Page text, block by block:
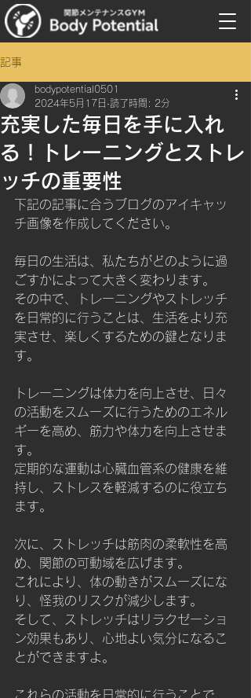
記事
充実した毎日を手に入れ
る！トレーニングとストレ
ッチの重要性
bodypotential0501
2024年5月17日 読了時間: 2分
下記の記事に合うブログのアイキャッ
チ画像を作成してください。
毎日の生活は、私たちがどのように過
ごすかによって大きく変わります。
その中で、トレーニングやストレッチ
を日常的に行うことは、生活をより充
実させ、楽しくするための鍵となりま
す。
トレーニングは体力を向上させ、日々
の活動をスムーズに行うためのエネル
ギーを高め、筋力や体力を向上させま
す。
定期的な運動は心臓血管系の健康を維
持し、ストレスを軽減するのに役立ち
ます。
次に、ストレッチは筋肉の柔軟性を高
め、関節の可動域を広げます。
これにより、体の動きがスムーズにな
り、怪我のリスクが減少します。
そして、ストレッチはリラクゼーショ
ン効果もあり、心地よい気分になるこ
とができますよ。
これらの活動を日常的に行うことで、